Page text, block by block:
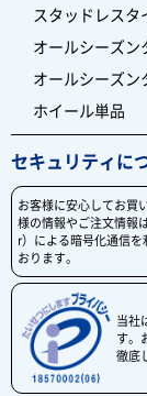
スタッドレス
オールシーズン
オールシーズン
ホイール単品
セキュリティに
お客様に安心してお買
様の情報やご注文情報
r）による暗号化通信
おります。
当社
す。
徹底